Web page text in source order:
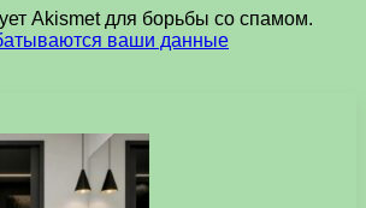
Akismet для борьбы со спамом.
ваши данные